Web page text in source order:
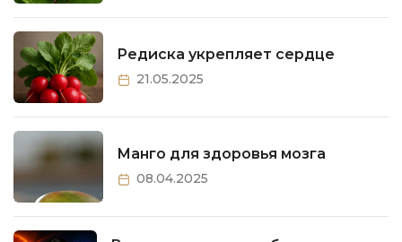
Редиска укрепляет сердце
21.05.2025
Манго для здоровья мозга
08.04.2025